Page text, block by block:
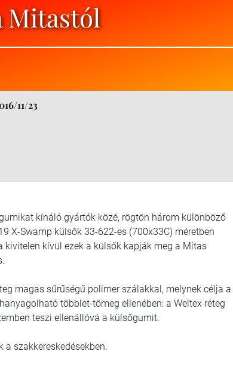
Mitastól
11/23
kínáló gyártók közé, rögtön három különböző
X-Swamp külsők 33-622-es (700x33C) méretben
kivitelen kívül ezek a külsők kapják meg a Mitas
magas sűrűségű polimer szálakkal, melynek célja a
többlet-tömeg ellenében: a Weltex réteg
teszi ellenállóvá a külsőgumit.
szakkereskedésekben.